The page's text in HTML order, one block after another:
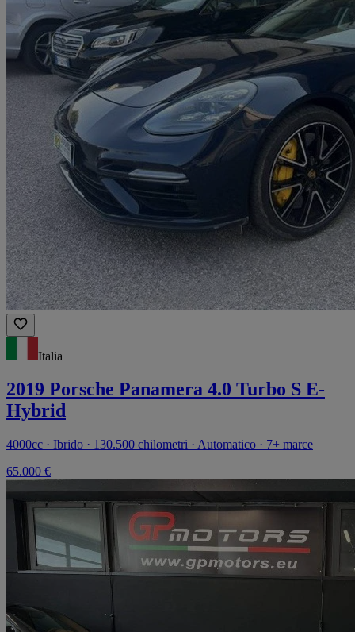
Italia
2019 Porsche Panamera 4.0 Turbo S E-
Hybrid
4000cc · Ibrido · 130.500 chilometri · Automatico · 7+ marce
65.000 €